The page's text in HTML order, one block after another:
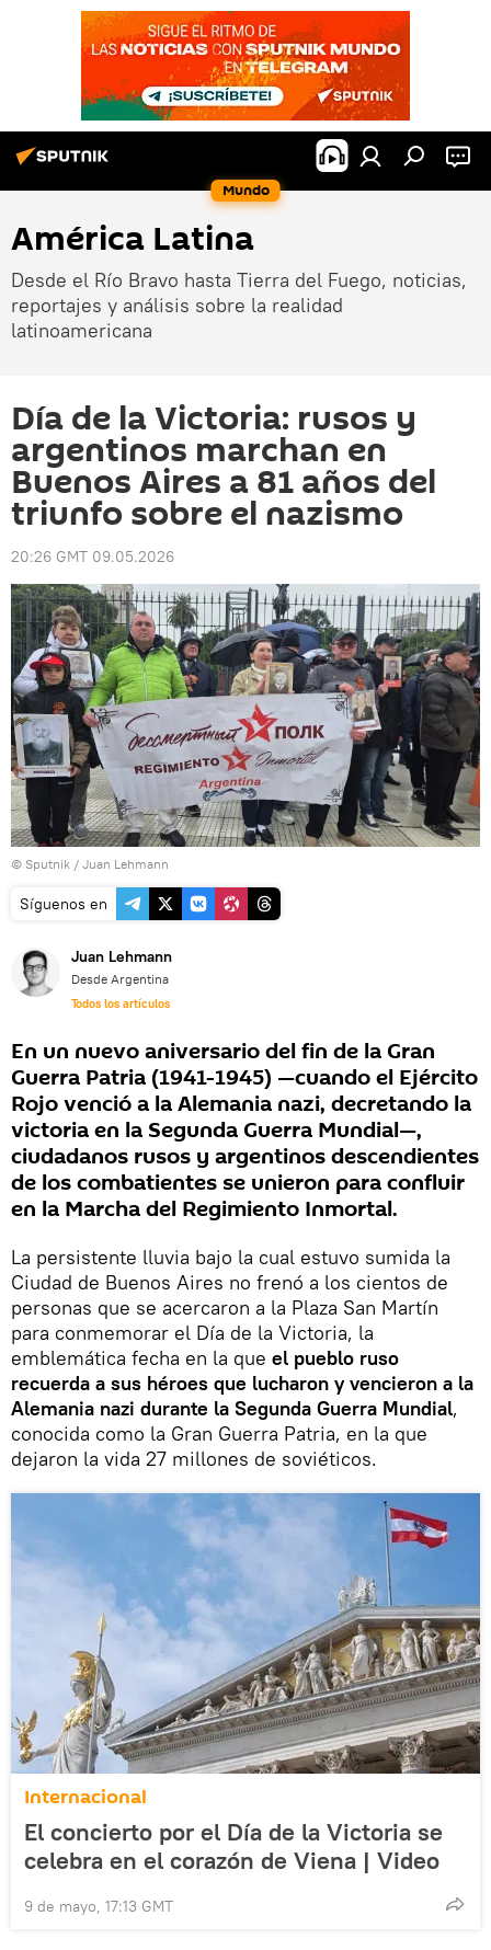
Mundo
América Latina
Desde el Río Bravo hasta Tierra del Fuego, noticias,
reportajes y análisis sobre la realidad
latinoamericana
Día de la Victoria: rusos y
argentinos marchan en
Buenos Aires a 81 años del
triunfo sobre el nazismo
20:26 GMT 09.05.2026
© Sputnik / Juan Lehmann
Síguenos en
Juan Lehmann
Desde Argentina
Todos los artículos
En un nuevo aniversario del fin de la Gran
Guerra Patria (1941-1945) —cuando el Ejército
Rojo venció a la Alemania nazi, decretando la
victoria en la Segunda Guerra Mundial—,
ciudadanos rusos y argentinos descendientes
de los combatientes se unieron para confluir
en la Marcha del Regimiento Inmortal.
La persistente lluvia bajo la cual estuvo sumida la
Ciudad de Buenos Aires no frenó a los cientos de
personas que se acercaron a la Plaza San Martín
para conmemorar el Día de la Victoria, la
emblemática fecha en la que el pueblo ruso
recuerda a sus héroes que lucharon y vencieron a la
Alemania nazi durante la Segunda Guerra Mundial,
conocida como la Gran Guerra Patria, en la que
dejaron la vida 27 millones de soviéticos.
Internacional
El concierto por el Día de la Victoria se
celebra en el corazón de Viena | Video
9 de mayo, 17:13 GMT